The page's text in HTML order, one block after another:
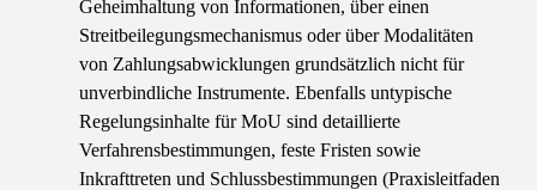
Geheimhaltung von Informationen, über einen
Streitbeilegungsmechanismus oder über Modalitäten
von Zahlungsabwicklungen grundsätzlich nicht für
unverbindliche Instrumente. Ebenfalls untypische
Regelungsinhalte für MoU sind detaillierte
Verfahrensbestimmungen, feste Fristen sowie
Inkrafttreten und Schlussbestimmungen (Praxisleitfaden